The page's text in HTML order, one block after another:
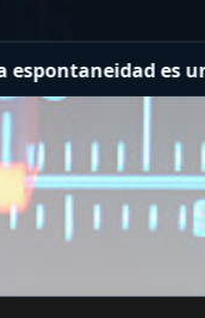
que extraño;